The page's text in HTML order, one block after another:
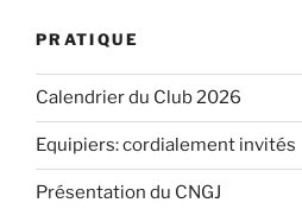
PRATIQUE
Calendrier du Club 2026
Equipiers: cordialement invités
Présentation du CNGJ